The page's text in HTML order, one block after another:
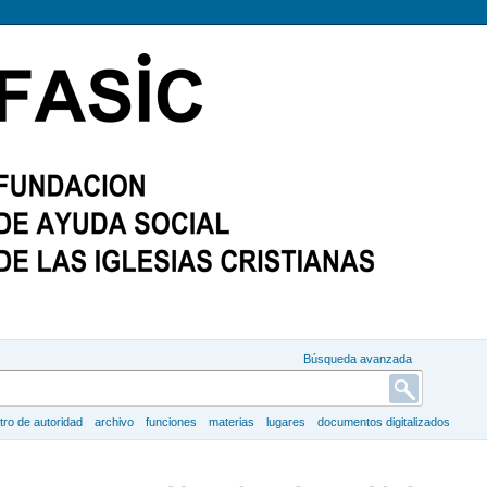
Búsqueda avanzada
de autoridad archivo funciones materias lugares documentos digitalizados